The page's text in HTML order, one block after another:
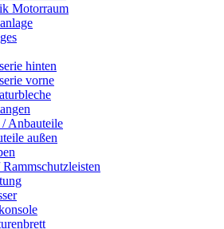
Motorraum
hinten
vorne
Anbauteile
außen